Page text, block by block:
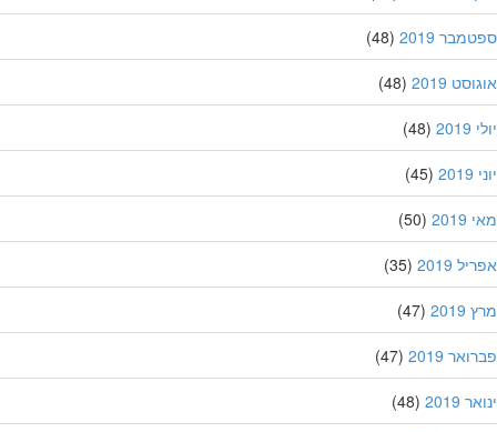
2019
(48)
2019
(48)
(48)
(45)
(50)
2019
(35)
(47)
2019
(47)
2019
(48)